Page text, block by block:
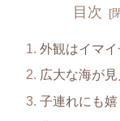
目次
外観はイマイ
広大な海が
子連れにも